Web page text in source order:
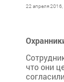
22 апреля 2016,
что они